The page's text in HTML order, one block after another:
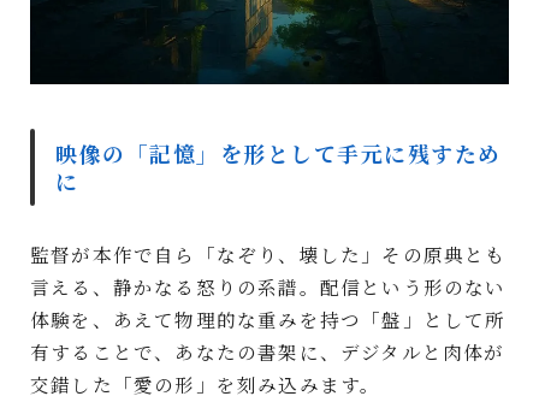
映像の「記憶」を形として手元に残すため
に
監督が本作で自ら「なぞり、壊した」その原典とも
言える、静かなる怒りの系譜。配信という形のない
体験を、あえて物理的な重みを持つ「盤」として所
有することで、あなたの書架に、デジタルと肉体が
交錯した「愛の形」を刻み込みます。